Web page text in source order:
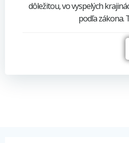
dôležitou, vo vyspelých
podľa zákona.